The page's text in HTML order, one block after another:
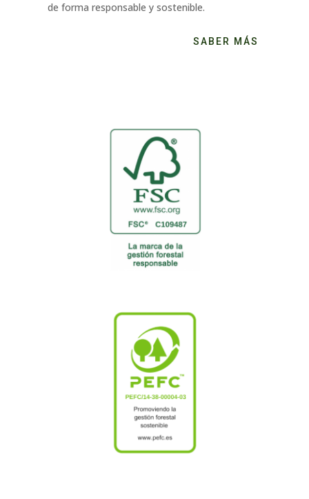
de forma responsable y sostenible.
SABER MÁS